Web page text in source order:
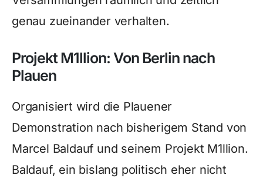
genau zueinander verhalten.
Projekt M1llion: Von Berlin nach
Plauen
Organisiert wird die Plauener
Demonstration nach bisherigem Stand von
Marcel Baldauf und seinem Projekt M1llion.
Baldauf, ein bislang politisch eher nicht